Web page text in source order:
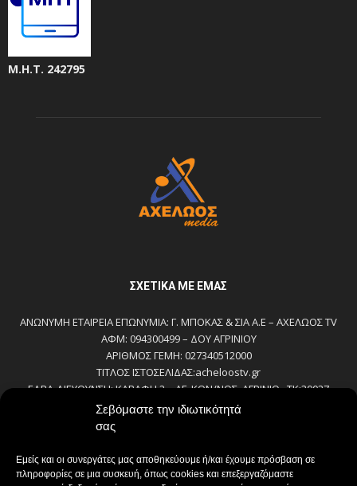
Σεβόμαστε την ιδιωτικότητά
σας
Εμείς και οι συνεργάτες μας αποθηκεύουμε ή/και έχουμε πρόσβαση σε
πληροφορίες σε μια συσκευή, όπως cookies και επεξεργαζόμαστε
Μ.Η.Τ. 242795
ΣΧΕΤΙΚΆ ΜΕ ΕΜΆΣ
ΑΝΩΝΥΜΗ ΕΤΑΙΡΕΙΑ ΕΠΩΝΥΜΙΑ: Γ. ΜΠΟΚΑΣ & ΣΙΑ Α.Ε – ΑΧΕΛΩΟΣ TV
ΑΦΜ: 094300499 – ΔΟΥ ΑΓΡΙΝΙΟΥ
ΑΡΙΘΜΟΣ ΓΕΜΗ: 027340512000
ΤΙΤΛΟΣ ΙΣΤΟΣΕΛΙΔΑΣ:acheloostv.gr
ΕΔΡΑ-ΔΙΕΥΘΥΝΣΗ: ΚΑΒΑΦΗ 2 – ΑΓ. ΚΩΝ/ΝΟΣ, ΑΓΡΙΝΙΟ , ΤΚ:30027
ΤΗΛΕΦΩΝΟ: 2641022803 – 58800
E-MAIL: bokas@otenet.gr, info@axeloostv.gr
ΝΟΜΙΜΟΣ ΕΚΠΡΟΣΩΠΟΣ: ΜΠΟΚΑΣ ΚΩΝ/ΝΟΣ
ΔΙΕΥΘΥΝΤΗΣ: ΜΠΟΚΑΣ ΚΩΝ/ΝΟΣ